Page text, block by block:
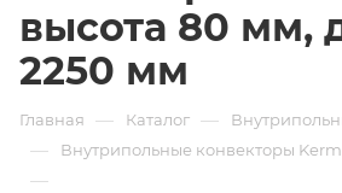
высота 80 мм,
2250 мм
Главная — Каталог —
— Внутрипольные конвекторы
—